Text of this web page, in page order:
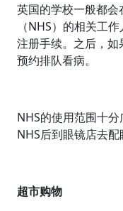
英国的学校一般都
（NHS）的相关工
注册手续。之后，
预约排队看病。
NHS的使用范围十
NHS后到眼镜店去配
超市购物